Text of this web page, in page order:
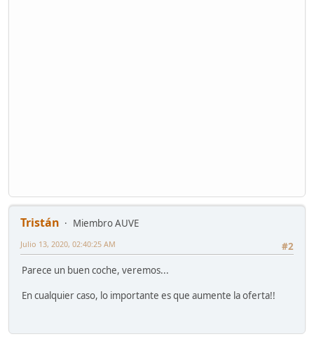
Tristán
Miembro AUVE
#2
Julio 13, 2020, 02:40:25 AM
Parece un buen coche, veremos...
En cualquier caso, lo importante es que aumente la oferta!!